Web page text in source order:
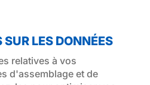
LES DONNÉES
relatives à vos
d'assemblage et de